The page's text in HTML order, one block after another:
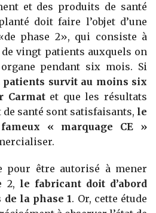
et des produits de santé
doit faire l’objet d’une
phase 2», qui consiste à
de vingt patients auxquels on
pendant six mois. Si
patients survit au moins six
Carmatet que les résultats
santé sont satisfaisants, le
« marquage CE »
pour être autorisé à mener
2, le fabricant doit d’abord
la phase 1. Or, cette étude